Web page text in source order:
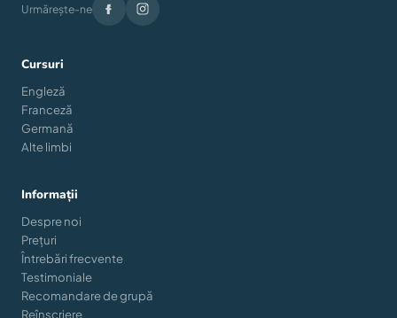
Urmărește-ne
Cursuri
Engleză
Franceză
Germană
Alte limbi
Informații
Despre noi
Prețuri
Întrebări frecvente
Testimoniale
Recomandare de grupă
Reînscriere